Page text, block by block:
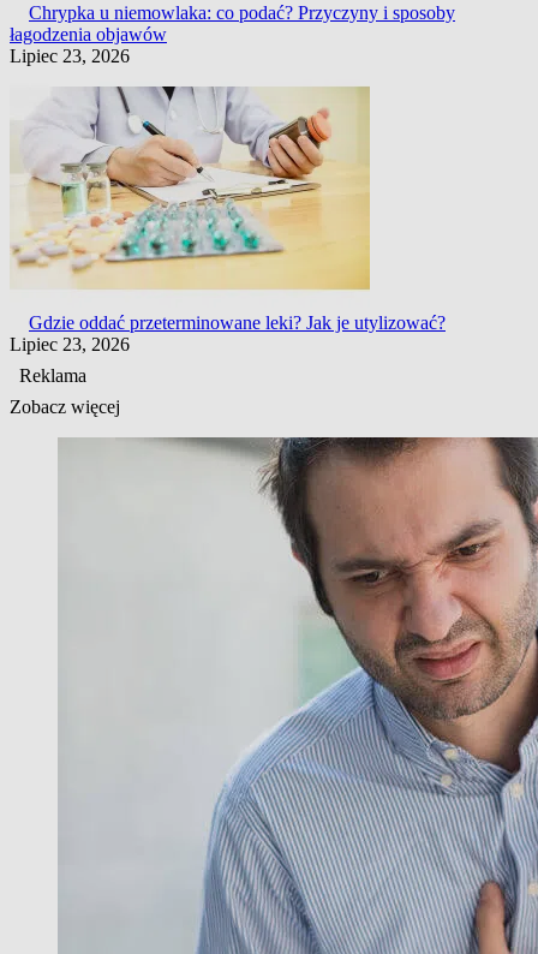
Chrypka u niemowlaka: co podać? Przyczyny i sposoby
łagodzenia objawów
Lipiec 23, 2026
Gdzie oddać przeterminowane leki? Jak je utylizować?
Lipiec 23, 2026
Reklama
Zobacz więcej